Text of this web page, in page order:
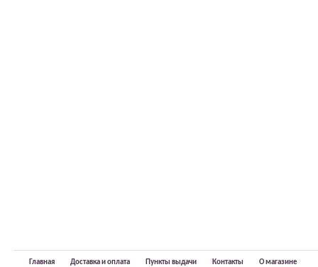
Главная Доставка и оплата Пункты выдачи Контакты О магазине